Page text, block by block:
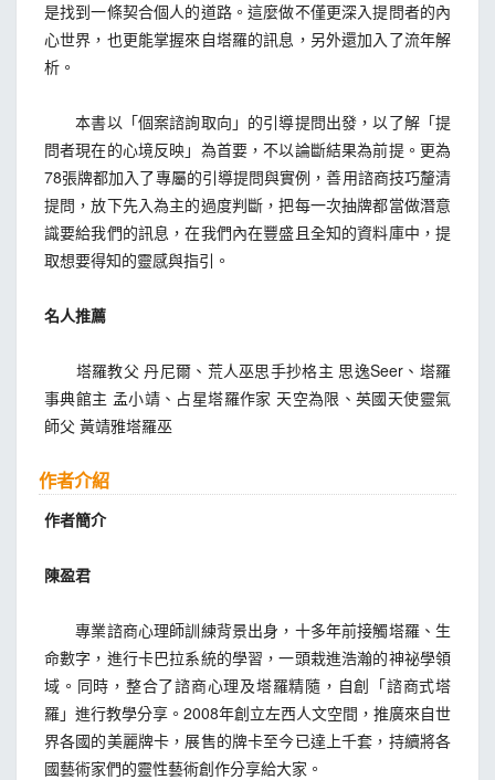
是找到一條契合個人的道路。這麼做不僅更深入提問者的內
心世界，也更能掌握來自塔羅的訊息，另外還加入了流年解
析。
本書以「個案諮詢取向」的引導提問出發，以了解「提
問者現在的心境反映」為首要，不以論斷結果為前提。更為
78張牌都加入了專屬的引導提問與實例，善用諮商技巧釐清
提問，放下先入為主的過度判斷，把每一次抽牌都當做潛意
識要給我們的訊息，在我們內在豐盛且全知的資料庫中，提
取想要得知的靈感與指引。
名人推薦
塔羅教父 丹尼爾、荒人巫思手抄格主 思逸Seer、塔羅
事典館主 孟小靖、占星塔羅作家 天空為限、英國天使靈氣
師父 黃靖雅塔羅巫
作者介紹
作者簡介
陳盈君
專業諮商心理師訓練背景出身，十多年前接觸塔羅、生
命數字，進行卡巴拉系統的學習，一頭栽進浩瀚的神祕學領
域。同時，整合了諮商心理及塔羅精隨，自創「諮商式塔
羅」進行教學分享。2008年創立左西人文空間，推廣來自世
界各國的美麗牌卡，展售的牌卡至今已達上千套，持續將各
國藝術家們的靈性藝術創作分享給大家。